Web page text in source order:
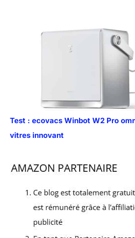
Test : ecovacs Winbot W2 Pro
vitres innovant